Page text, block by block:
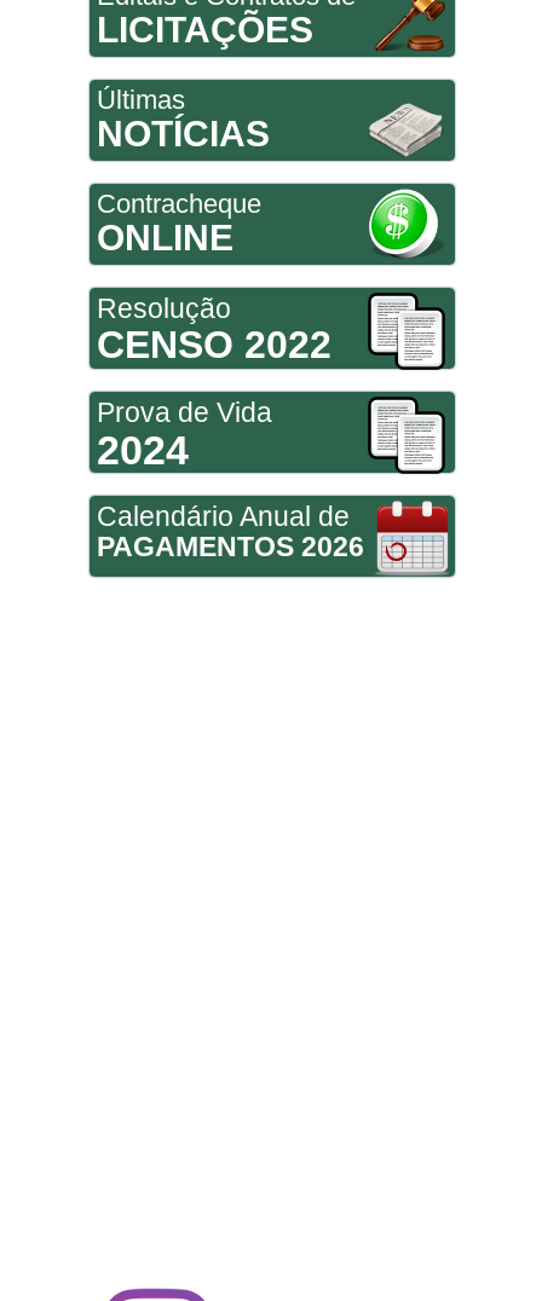
LICITAÇÕES
Últimas
NOTÍCIAS
Contracheque
ONLINE
Resolução
CENSO 2022
Prova de Vida
2024
Calendário Anual de
PAGAMENTOS 2026